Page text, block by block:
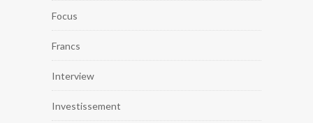
Focus
Francs
Interview
Investissement